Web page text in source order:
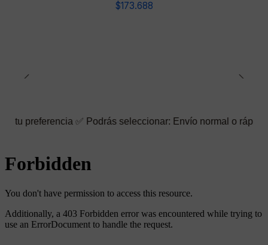
$173.688
✅ Podrás seleccionar: Envío normal o rápido ☑️